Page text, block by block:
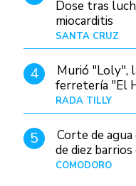
Dose tras
miocarditis
SANTA CRUZ
4
Murió "Loly",
ferretería "El
RADA TILLY
5
Corte de agua
de diez barrios
COMODORO